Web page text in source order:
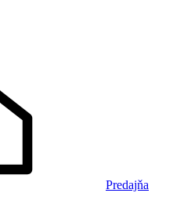
Predajňa